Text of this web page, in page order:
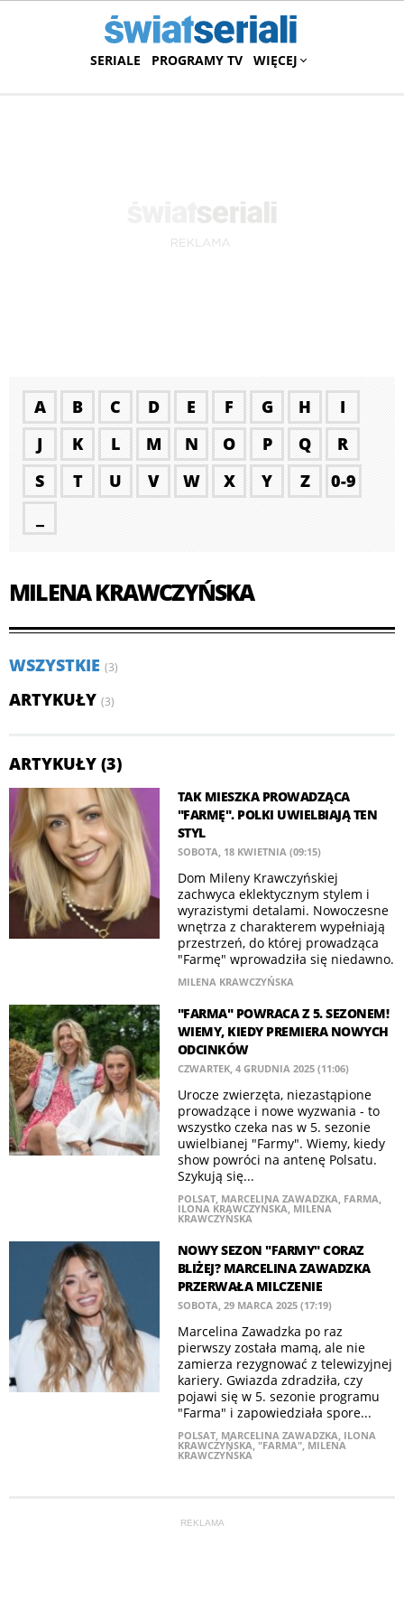
SERIALE PROGRAMY TV WIĘCEJ
A B C D E F G H
I
J
K L M N O P Q
R
S
T U V W X Y Z
0-9
MILENA KRAWCZYŃSKA
WSZYSTKIE (3)
ARTYKUŁY (3)
ARTYKUŁY (3)
TAK MIESZKA PROWADZĄCA
"FARMĘ". POLKI UWIELBIAJĄ TEN
STYL
SOBOTA, 18 KWIETNIA (09:15)
Dom Mileny Krawczyńskiej
zachwyca eklektycznym stylem i
wyrazistymi detalami. Nowoczesne
wnętrza z charakterem wypełniają
przestrzeń, do której prowadząca
"Farmę" wprowadziła się niedawno.
MILENA KRAWCZYŃSKA
"FARMA" POWRACA Z 5. SEZONEM!
WIEMY, KIEDY PREMIERA NOWYCH
ODCINKÓW
CZWARTEK, 4 GRUDNIA 2025 (11:06)
Urocze zwierzęta, niezastąpione
prowadzące i nowe wyzwania - to
wszystko czeka nas w 5. sezonie
uwielbianej "Farmy". Wiemy, kiedy
show powróci na antenę Polsatu.
Szykują się...
POLSAT, MARCELINA ZAWADZKA, FARMA,
ILONA KRAWCZYŃSKA, MILENA
KRAWCZYŃSKA
NOWY SEZON "FARMY" CORAZ
BLIŻEJ? MARCELINA ZAWADZKA
PRZERWAŁA MILCZENIE
SOBOTA, 29 MARCA 2025 (17:19)
Marcelina Zawadzka po raz
pierwszy została mamą, ale nie
zamierza rezygnować z telewizyjnej
kariery. Gwiazda zdradziła, czy
pojawi się w 5. sezonie programu
"Farma" i zapowiedziała spore...
POLSAT, MARCELINA ZAWADZKA, ILONA
KRAWCZYŃSKA, "FARMA", MILENA
KRAWCZYŃSKA
REKLAMA